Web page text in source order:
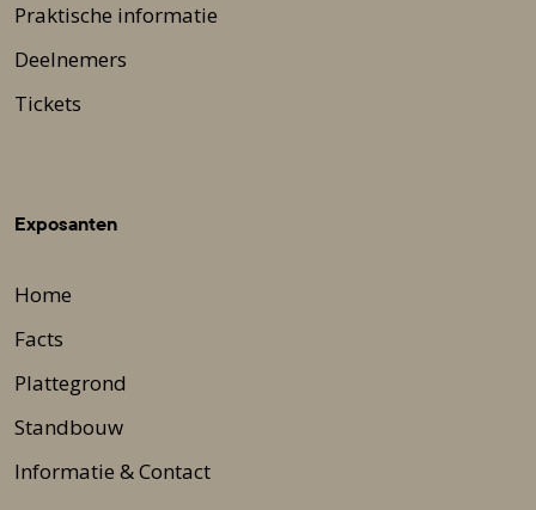
Praktische informatie
Deelnemers
Tickets
Exposanten
Home
Facts
Plattegrond
Standbouw
Informatie & Contact